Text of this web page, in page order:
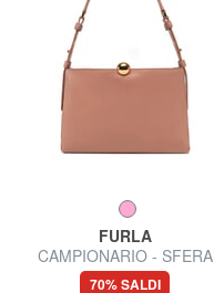
FURLA
CAMPIONARIO - SFERA
SOFT M Borsa a spalla
70% SALDI